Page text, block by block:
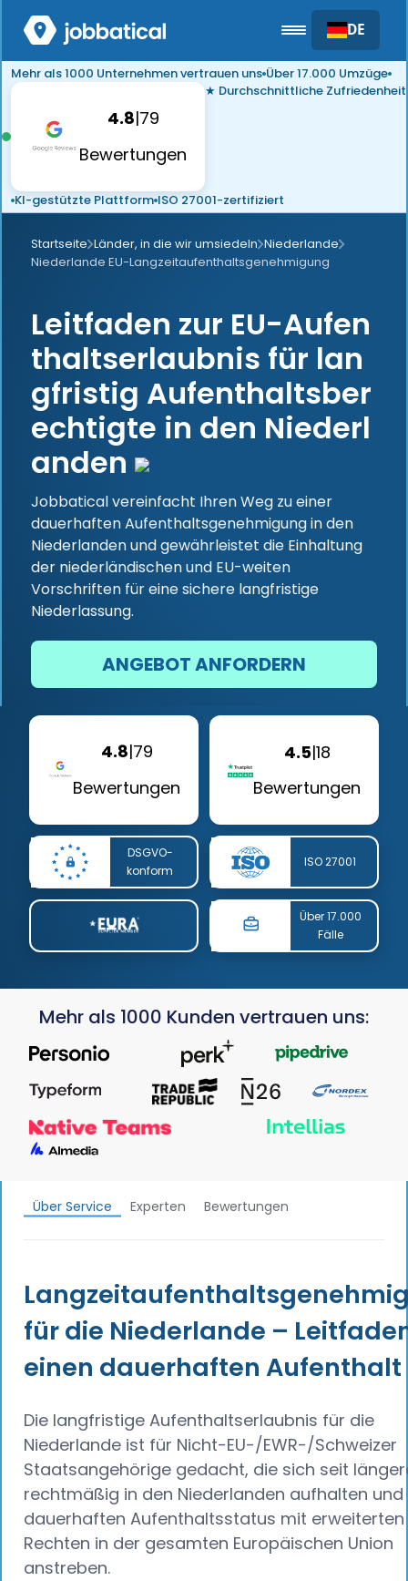
DE
Mehr als 1000 Unternehmen vertrauen uns Über 17.000 Umzüge
4.8|79
Bewertungen
★ Durchschnittliche Zufriedenheit
KI-gestützte Plattform ISO 27001-zertifiziert
Startseite Länder, in die wir umsiedeln Niederlande
Niederlande EU-Langzeitaufenthaltsgenehmigung
Leitfaden zur EU-Aufen
thaltserlaubnis für lan
gfristig Aufenthaltsber
echtigte in den Niederl
anden
Jobbatical vereinfacht Ihren Weg zu einer
dauerhaften Aufenthaltsgenehmigung in den
Niederlanden und gewährleistet die Einhaltung
der niederländischen und EU-weiten
Vorschriften für eine sichere langfristige
Niederlassung.
ANGEBOT ANFORDERN
4.8|79
Bewertungen
4.5|18
Bewertungen
DSGVO-
konform
ISO 27001
Über 17.000
Fälle
Mehr als 1000 Kunden vertrauen uns:
Über Service Experten Bewertungen
für die Niederlande –
einen dauerhaften Aufenthalt
Die langfristige Aufenthaltserlaubnis für die
Niederlande ist für Nicht-EU-/EWR-/Schweizer
Staatsangehörige gedacht, die sich seit
rechtmäßig in den Niederlanden aufhalten und
dauerhaften Aufenthaltsstatus mit erweiterten
Rechten in der gesamten Europäischen Union
anstreben.